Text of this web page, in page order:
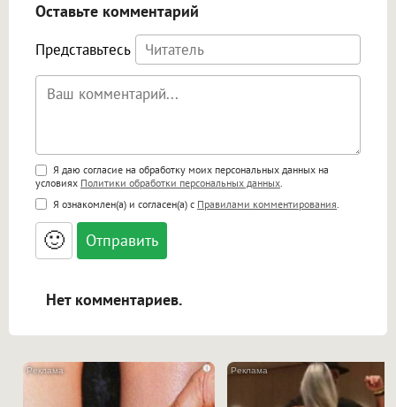
Оставьте комментарий
Представьтесь
Поддержка HTML
<b>, <strong>, <u>, <i>, <em>, <s>, <big>,
<small>, <sup>, <sub>, <pre>, <ul>, <ol>, <li>,
<blockquote>, <code> экранирует HTML,
адреса URL автоматически становятся
ссылками, и [img]адрес[/img] будет
Я даю согласие на обработку моих персональных данных на
условиях Политики обработки персональных данных
Я ознакомлен(а) и согласен(а) с Правилами комментирования
🙂
Нет комментариев.
i